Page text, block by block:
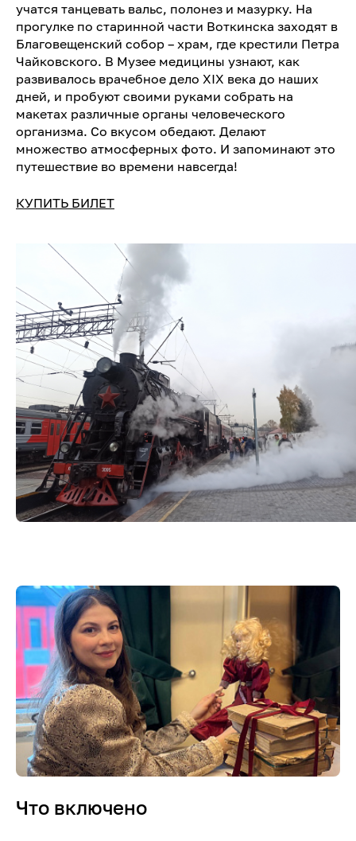
учатся танцевать вальс, полонез и мазурку. На
прогулке по старинной части Воткинска заходят в
Благовещенский собор – храм, где крестили Петра
Чайковского. В Музее медицины узнают, как
развивалось врачебное дело XIX века до наших
дней, и пробуют своими руками собрать на
макетах различные органы человеческого
организма. Со вкусом обедают. Делают
множество атмосферных фото. И запоминают это
путешествие во времени навсегда!
КУПИТЬ БИЛЕТ
Что включено